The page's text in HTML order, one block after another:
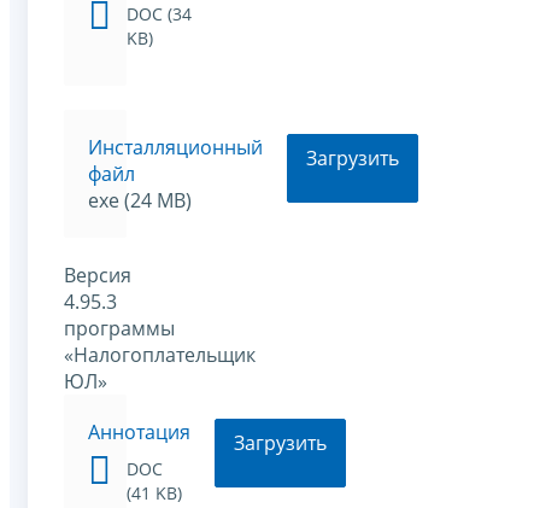
DOC (34
KB)
Инсталляционный
файл
exe (24 MB)
Загрузить
Версия
4.95.3
программы
«Налогоплательщик
ЮЛ»
Аннотация
DOC
(41 KB)
Загрузить